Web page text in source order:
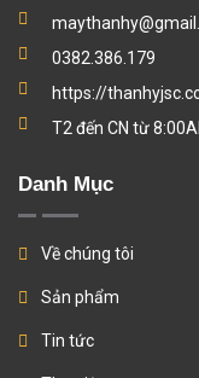
0382.386.179
https://
T2 đến CN từ
Danh Mục
Về chúng tôi
Sản phẩm
Tin tức